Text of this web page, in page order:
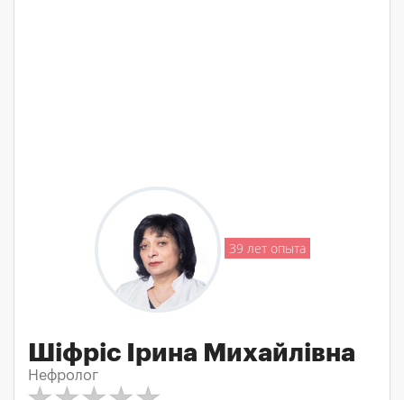
39 лет опыта
Шіфріс Ірина Михайлівна
Нефролог